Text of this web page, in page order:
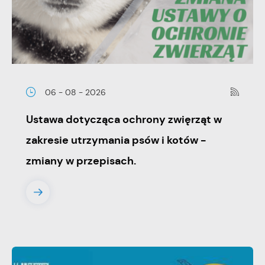
06 - 08 - 2026
Ustawa dotycząca ochrony zwięrząt w
zakresie utrzymania psów i kotów -
zmiany w przepisach.